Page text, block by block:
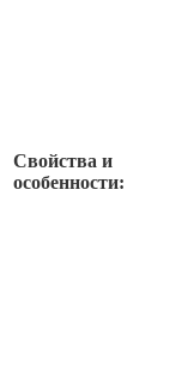
Свойства и
особенности: